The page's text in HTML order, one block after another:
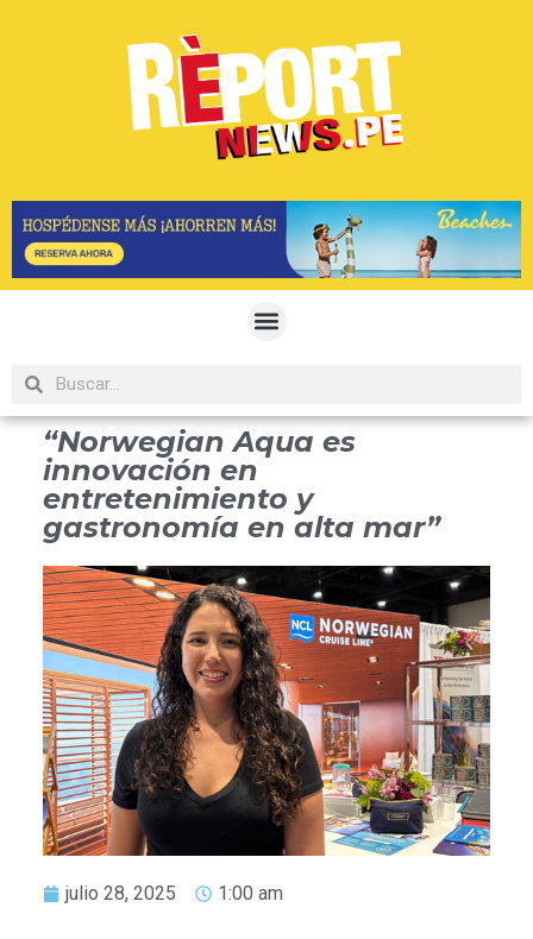
“Norwegian Aqua es
innovación en
entretenimiento y
gastronomía en alta mar”
julio 28, 2025 1:00 am